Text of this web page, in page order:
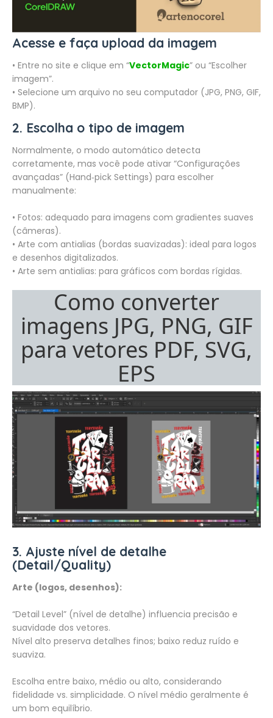
Acesse e faça upload da imagem
• Entre no site e clique em “VectorMagic” ou “Escolher
imagem”.
• Selecione um arquivo no seu computador (JPG, PNG, GIF,
BMP).
2. Escolha o tipo de imagem
Normalmente, o modo automático detecta
corretamente, mas você pode ativar “Configurações
avançadas” (Hand‑pick Settings) para escolher
manualmente:
• Fotos: adequado para imagens com gradientes suaves
(câmeras).
• Arte com antialias (bordas suavizadas): ideal para logos
e desenhos digitalizados.
• Arte sem antialias: para gráficos com bordas rígidas.
Como converter
imagens JPG, PNG, GIF
para vetores PDF, SVG,
EPS
3. Ajuste nível de detalhe
(Detail/Quality)
Arte (logos, desenhos):
“Detail Level” (nível de detalhe) influencia precisão e
suavidade dos vetores.
Nível alto preserva detalhes finos; baixo reduz ruído e
suaviza.
Escolha entre baixo, médio ou alto, considerando
fidelidade vs. simplicidade. O nível médio geralmente é
um bom equilíbrio.